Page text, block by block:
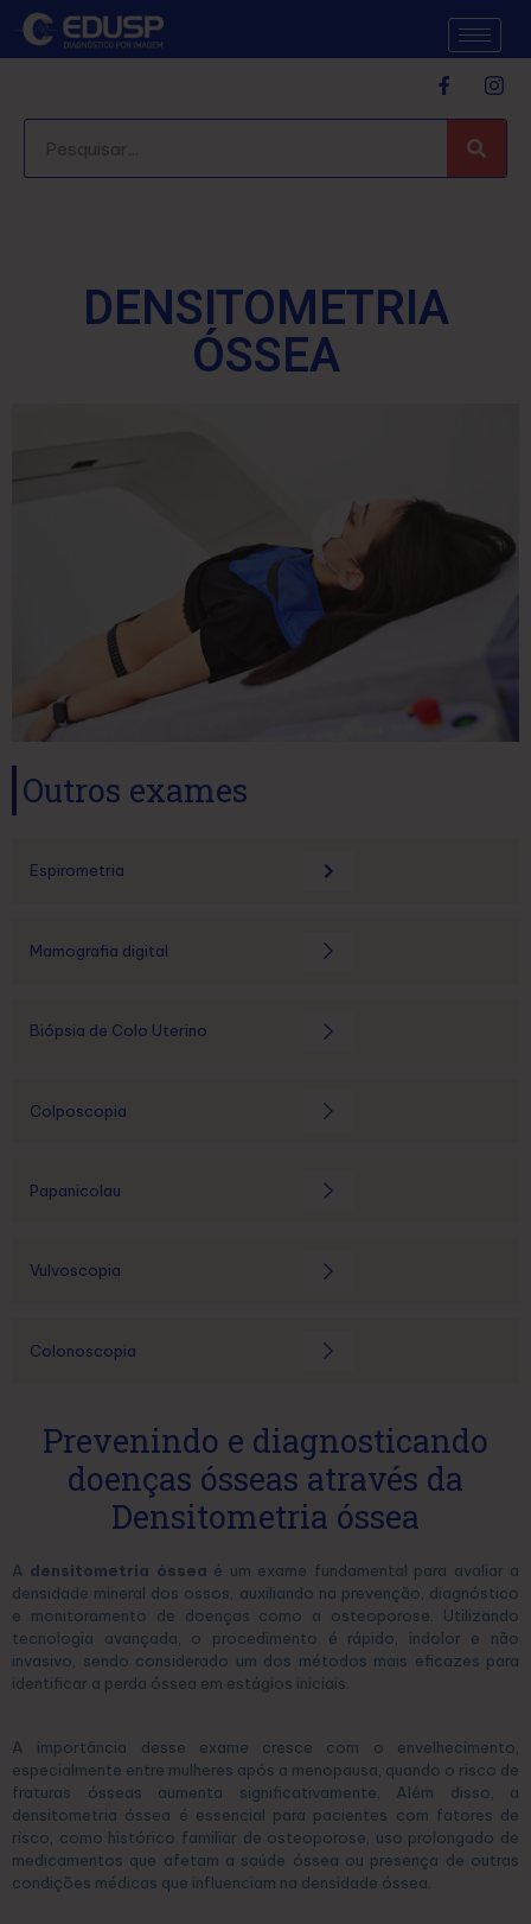
DENSITOMETRIA
ÓSSEA
Outros exames
Espirometria
Mamografia digital
Biópsia de Colo Uterino
Colposcopia
Papanicolau
Vulvoscopia
Colonoscopia
Prevenindo e diagnosticando
doenças ósseas através da
Densitometria óssea
A densitometria óssea é um exame fundamental para avaliar a
densidade mineral dos ossos, auxiliando na prevenção, diagnóstico
e monitoramento de doenças como a osteoporose. Utilizando
tecnologia avançada, o procedimento é rápido, indolor e não
invasivo, sendo considerado um dos métodos mais eficazes para
identificar a perda óssea em estágios iniciais.
A importância desse exame cresce com o envelhecimento,
especialmente entre mulheres após a menopausa, quando o risco de
fraturas ósseas aumenta significativamente. Além disso, a
densitometria óssea é essencial para pacientes com fatores de
risco, como histórico familiar de osteoporose, uso prolongado de
medicamentos que afetam a saúde óssea ou presença de outras
condições médicas que influenciam na densidade óssea.